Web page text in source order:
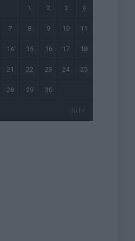
Juil »
1 2 3 4
7 8 9 10 11
14 15 16 17 18
21 22 23 24 25
28 29 30